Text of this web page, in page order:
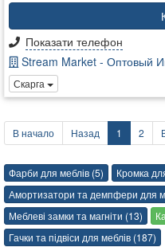
Показати телефон
Stream Market - Оптовый
Скарга
В начало Назад 1 2
Фарби для меблів (5)
Кромка
Амортизатори та демпфери для
Меблеві замки та магніти (13)
Гачки та підвіси для меблів (187)